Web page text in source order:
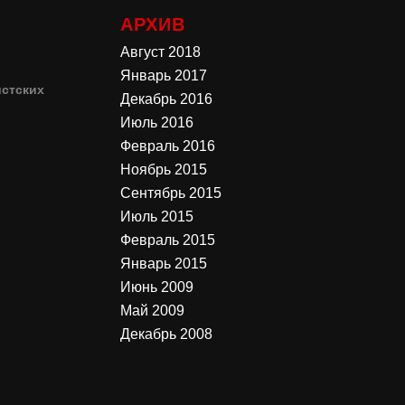
АРХИВ
Август 2018
Январь 2017
Декабрь 2016
Июль 2016
Февраль 2016
Ноябрь 2015
Сентябрь 2015
Июль 2015
Февраль 2015
Январь 2015
Июнь 2009
Май 2009
Декабрь 2008